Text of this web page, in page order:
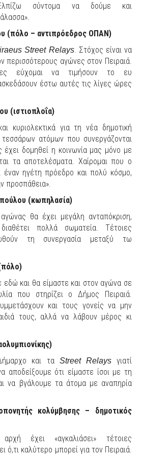
σύντομα να δούμε και
(πόλο – αντιπρόεδρος ΟΠΑΝ)
Street Relays. Στόχος είναι να
περισσότερους αγώνες στον Πειραιά.
εύχομαι να τιμήσουν το ευ
έστω αυτές τις λίγες ώρες
(ιστιοπλοΐα)
κυριολεκτικά για τη νέα δημοτική
ατόμων που συνεργάζονται
δομηθεί η κοινωνία μας μόνο με
τα αποτελέσματα. Χαίρομαι που ο
έναν ηγέτη πρόεδρο και πολύ κόσμο,
προσπάθεια».
(κωπηλασία)
αγώνας θα έχει μεγάλη ανταπόκριση,
πολλά σωματεία. Τέτοιες
τη συνεργασία μεταξύ τω
εδώ και θα είμαστε και στον αγώνα σε
που στηρίζει ο Δήμος Πειραιά.
και τους γονείς να μην
τους, αλλά να λάβουν μέρος κι
και τα Street Relaysγιατί
αποδείξουμε ότι είμαστε ίσοι με τη
να βγάλουμε τα άτομα με αναπηρία
κολύμβησης – δημοτικός
έχει «αγκαλιάσει» τέτοιες
ό,τι καλύτερο μπορεί για τον Πειραιά.